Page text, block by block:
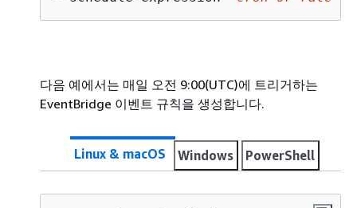
다음 예에서는 매일 오전 9:00(UTC)에 트리거하는
EventBridge 이벤트 규칙을 생성합니다.
Linux & macOS Windows PowerShell